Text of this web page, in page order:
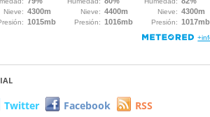
Twitter Facebook RSS